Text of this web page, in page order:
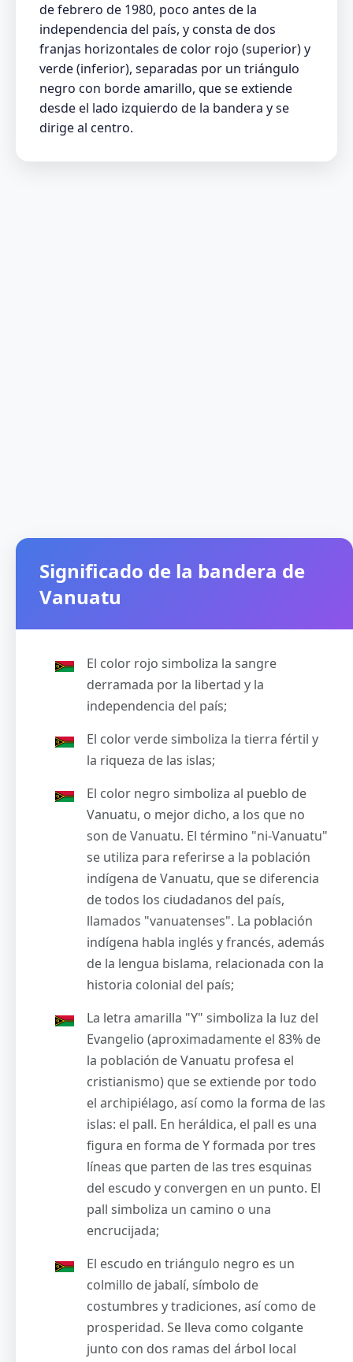
de febrero de 1980, poco antes de la
independencia del país, y consta de dos
franjas horizontales de color rojo (superior) y
verde (inferior), separadas por un triángulo
negro con borde amarillo, que se extiende
desde el lado izquierdo de la bandera y se
dirige al centro.
Significado de la bandera de
Vanuatu
El color rojo simboliza la sangre
derramada por la libertad y la
independencia del país;
El color verde simboliza la tierra fértil y
la riqueza de las islas;
El color negro simboliza al pueblo de
Vanuatu, o mejor dicho, a los que no
son de Vanuatu. El término "ni-Vanuatu"
se utiliza para referirse a la población
indígena de Vanuatu, que se diferencia
de todos los ciudadanos del país,
llamados "vanuatenses". La población
indígena habla inglés y francés, además
de la lengua bislama, relacionada con la
historia colonial del país;
La letra amarilla "Y" simboliza la luz del
Evangelio (aproximadamente el 83% de
la población de Vanuatu profesa el
cristianismo) que se extiende por todo
el archipiélago, así como la forma de las
islas: el pall. En heráldica, el pall es una
figura en forma de Y formada por tres
líneas que parten de las tres esquinas
del escudo y convergen en un punto. El
pall simboliza un camino o una
encrucijada;
El escudo en triángulo negro es un
colmillo de jabalí, símbolo de
costumbres y tradiciones, así como de
prosperidad. Se lleva como colgante
junto con dos ramas del árbol local